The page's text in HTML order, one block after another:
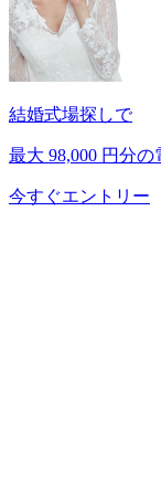
結婚式場探しで
最大 98,000 円分の
今すぐエントリー